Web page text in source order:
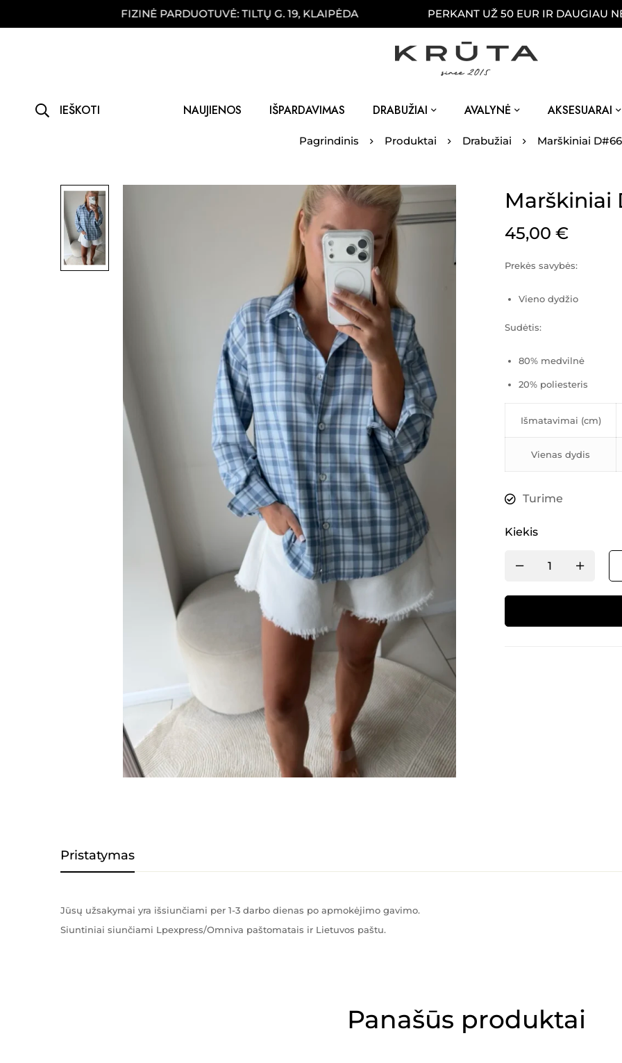
FIZINĖ PARDUOTUVĖ: TILTŲ G. 19, KLAIPĖDA PERKANT UŽ 50 EUR IR DAUGIAU
IEŠKOTI NAUJIENOS IŠPARDAVIMAS DRABUŽIAI AVALYNĖ AKSESUARAI
Pagrindinis Produktai Drabužiai Marškiniai
Marškiniai
45,00 €
Prekės savybės:
Vieno dydžio
Sudėtis:
80% medvilnė
20% poliesteris
Išmatavimai (cm)
Vienas dydis
Turime
Kiekis
Pristatymas
Jūsų užsakymai yra išsiunčiami per 1-3 darbo dienas po apmokėjimo gavimo.
Siuntiniai siunčiami Lpexpress/Omniva paštomatais ir Lietuvos paštu.
Panašūs produktai